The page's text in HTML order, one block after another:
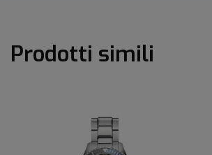
Prodotti simili